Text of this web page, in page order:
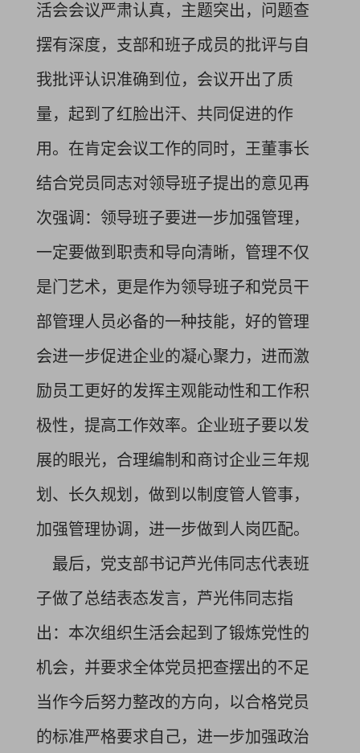
活会会议严肃认真，主题突出，问题查
摆有深度，支部和班子成员的批评与自
我批评认识准确到位，会议开出了质
量，起到了红脸出汗、共同促进的作
用。在肯定会议工作的同时，王董事长
结合党员同志对领导班子提出的意见再
次强调：领导班子要进一步加强管理，
一定要做到职责和导向清晰，管理不仅
是门艺术，更是作为领导班子和党员干
部管理人员必备的一种技能，好的管理
会进一步促进企业的凝心聚力，进而激
励员工更好的发挥主观能动性和工作积
极性，提高工作效率。企业班子要以发
展的眼光，合理编制和商讨企业三年规
划、长久规划，做到以制度管人管事，
加强管理协调，进一步做到人岗匹配。
最后，党支部书记芦光伟同志代表班
子做了总结表态发言，芦光伟同志指
出：本次组织生活会起到了锻炼党性的
机会，并要求全体党员把查摆出的不足
当作今后努力整改的方向，以合格党员
的标准严格要求自己，进一步加强政治